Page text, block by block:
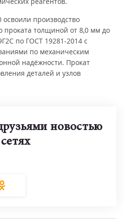
освоили производство
проката толщиной от 8,0 мм до
по ГОСТ 19281-2014 с
по механическим
надёжности. Прокат
деталей и узлов
новостью